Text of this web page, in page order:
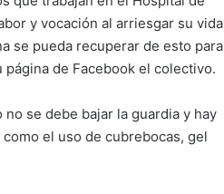
y vocación al arriesgar su vida
se pueda recuperar de esto para
de Facebook el colectivo.
se debe bajar la guardia y hay
el uso de cubrebocas, gel